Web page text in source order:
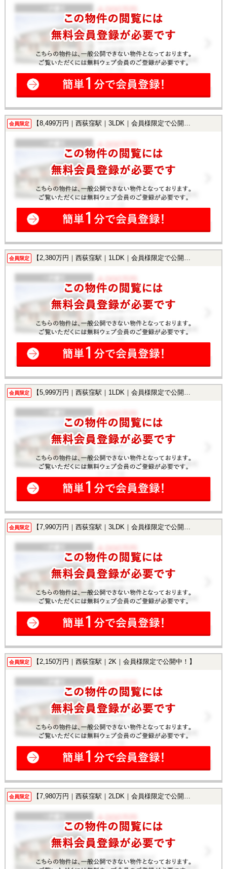
会員限定 【8,499万円｜西荻窪駅｜3LDK｜会員様限定で公開中！】
会員限定 【2,380万円｜西荻窪駅｜1LDK｜会員様限定で公開中！】
会員限定 【5,999万円｜西荻窪駅｜1LDK｜会員様限定で公開中！】
会員限定 【7,990万円｜西荻窪駅｜3LDK｜会員様限定で公開中！】
会員限定 【2,150万円｜西荻窪駅｜2K｜会員様限定で公開中！】
会員限定 【7,980万円｜西荻窪駅｜2LDK｜会員様限定で公開中！】